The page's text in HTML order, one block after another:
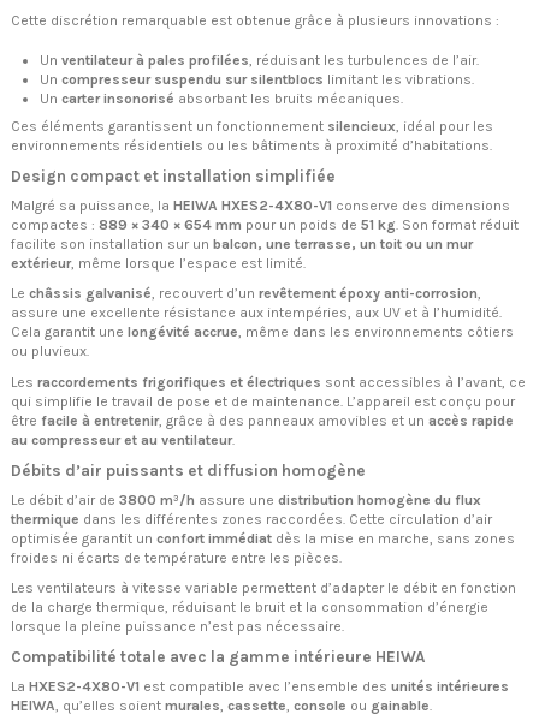
Cette discrétion remarquable est obtenue grâce à plusieurs innovations :
Un ventilateur à pales profilées, réduisant les turbulences de l’air.
Un compresseur suspendu sur silentblocs limitant les vibrations.
Un carter insonorisé absorbant les bruits mécaniques.
Ces éléments garantissent un fonctionnement silencieux, idéal pour les
environnements résidentiels ou les bâtiments à proximité d’habitations.
Design compact et installation simplifiée
Malgré sa puissance, la HEIWA HXES2-4X80-V1 conserve des dimensions
compactes : 889 × 340 × 654 mm pour un poids de 51 kg. Son format réduit
facilite son installation sur un balcon, une terrasse, un toit ou un mur
extérieur, même lorsque l’espace est limité.
Le châssis galvanisé, recouvert d’un revêtement époxy anti-corrosion,
assure une excellente résistance aux intempéries, aux UV et à l’humidité.
Cela garantit une longévité accrue, même dans les environnements côtiers
ou pluvieux.
Les raccordements frigorifiques et électriques sont accessibles à l’avant, ce
qui simplifie le travail de pose et de maintenance. L’appareil est conçu pour
être facile à entretenir, grâce à des panneaux amovibles et un accès rapide
au compresseur et au ventilateur.
Débits d’air puissants et diffusion homogène
Le débit d’air de 3800 m³/h assure une distribution homogène du flux
thermique dans les différentes zones raccordées. Cette circulation d’air
optimisée garantit un confort immédiat dès la mise en marche, sans zones
froides ni écarts de température entre les pièces.
Les ventilateurs à vitesse variable permettent d’adapter le débit en fonction
de la charge thermique, réduisant le bruit et la consommation d’énergie
lorsque la pleine puissance n’est pas nécessaire.
Compatibilité totale avec la gamme intérieure HEIWA
La HXES2-4X80-V1 est compatible avec l’ensemble des unités intérieures
HEIWA , qu’elles soient murales cassette console ou gainable